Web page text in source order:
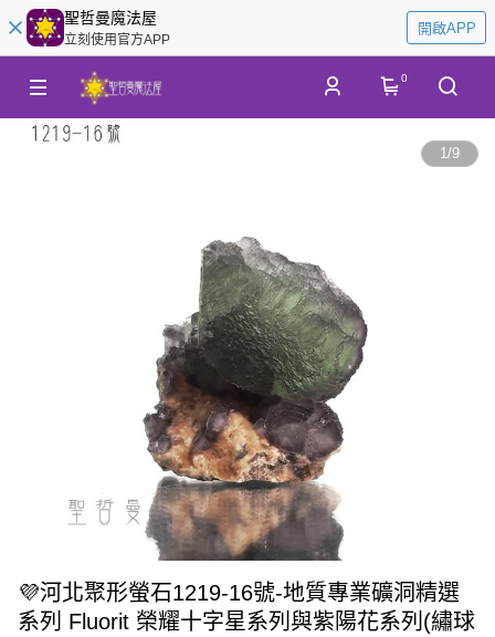
聖哲曼魔法屋
立刻使用官方APP
開啟APP
0
1/9
💜河北聚形螢石1219-16號-地質專業礦洞精選
系列 Fluorit 榮耀十字星系列與紫陽花系列(繡球